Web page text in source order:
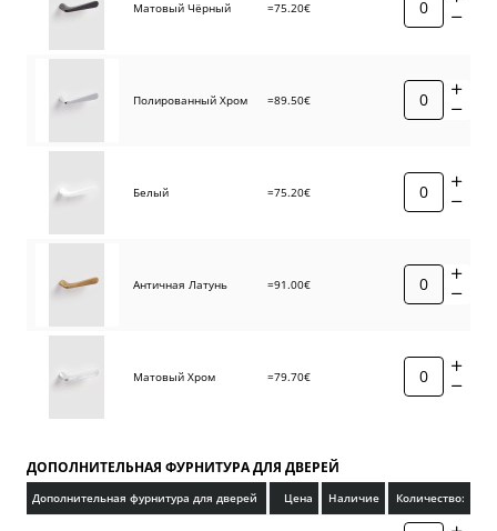
Матовый Чёрный =75.20€
Полированный Хром =89.50€
Белый =75.20€
Античная Латунь =91.00€
Матовый Хром =79.70€
ДОПОЛНИТЕЛЬНАЯ ФУРНИТУРА ДЛЯ ДВЕРЕЙ
Дополнительная фурнитура для дверей Цена Наличие Количество: